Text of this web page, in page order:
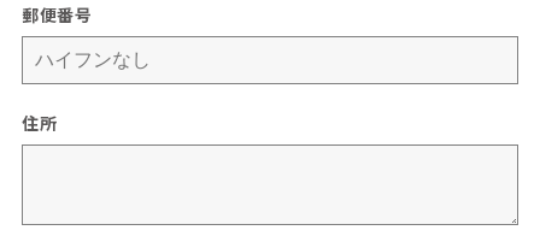
郵便番号
住所